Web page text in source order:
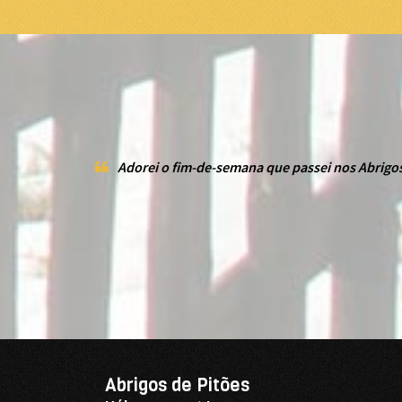
Adorei o fim-de-semana que passei nos
Abrigos de Pitões